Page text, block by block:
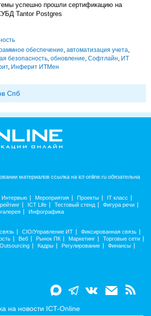
успешно прошли сертификацию на
Tantor Postgres
обеспечение, автоматизация учета,
безопасность, обновление, Софтлайн, ИТ
, Инферит ИТМен
Спб
материалов ссылка на ict-online.ru обязательна
Интервью Мероприятия Проекты
IT класс
ICT Life Тестовый стенд
Фигура речи
Инфографика
CIO/Управление ИТ
Фиксированная связь
Веб Рынок ПК Маркетинг
Торговые сети
Outsourcing Кадры Регулирование
Финансы
на новости ICT-Online